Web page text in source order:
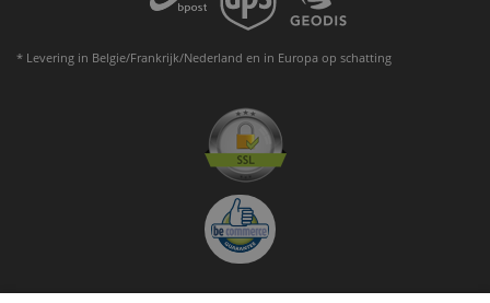
* Levering in Belgie/Frankrijk/Nederland en in Europa op schatting